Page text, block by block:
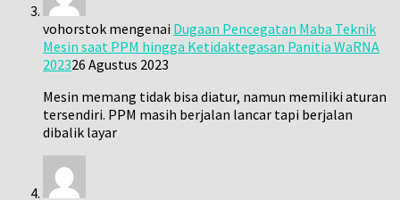
vohorstok mengenai Dugaan Pencegatan Maba Teknik
Mesin saat PPM hingga Ketidaktegasan Panitia WaRNA
202326 Agustus 2023
Mesin memang tidak bisa diatur, namun memiliki aturan
tersendiri. PPM masih berjalan lancar tapi berjalan
dibalik layar